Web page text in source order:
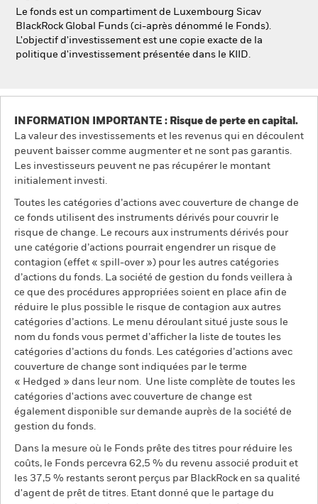
BlackRock
Aladdin
Notre société
Le fonds est un compartiment de Luxembourg Sicav
BlackRock Global Funds (ci-après dénommé le Fonds).
L'objectif d'investissement est une copie exacte de la
politique d'investissement présentée dans le KIID.
INFORMATION IMPORTANTE : Risque de perte en capital.
La valeur des investissements et les revenus qui en découlent
peuvent baisser comme augmenter et ne sont pas garantis.
Les investisseurs peuvent ne pas récupérer le montant
initialement investi.
Toutes les catégories d’actions avec couverture de change de
ce fonds utilisent des instruments dérivés pour couvrir le
risque de change. Le recours aux instruments dérivés pour
une catégorie d’actions pourrait engendrer un risque de
contagion (effet « spill-over ») pour les autres catégories
d’actions du fonds. La société de gestion du fonds veillera à
ce que des procédures appropriées soient en place afin de
réduire le plus possible le risque de contagion aux autres
catégories d’actions. Le menu déroulant situé juste sous le
nom du fonds vous permet d’afficher la liste de toutes les
catégories d’actions du fonds. Les catégories d’actions avec
couverture de change sont indiquées par le terme
« Hedged » dans leur nom. Une liste complète de toutes les
catégories d'actions avec couverture de change est
également disponible sur demande auprès de la société de
gestion du fonds.
Dans la mesure où le Fonds prête des titres pour réduire les
coûts, le Fonds percevra 62,5 % du revenu associé produit et
les 37,5 % restants seront perçus par BlackRock en sa qualité
d'agent de prêt de titres. Etant donné que le partage du